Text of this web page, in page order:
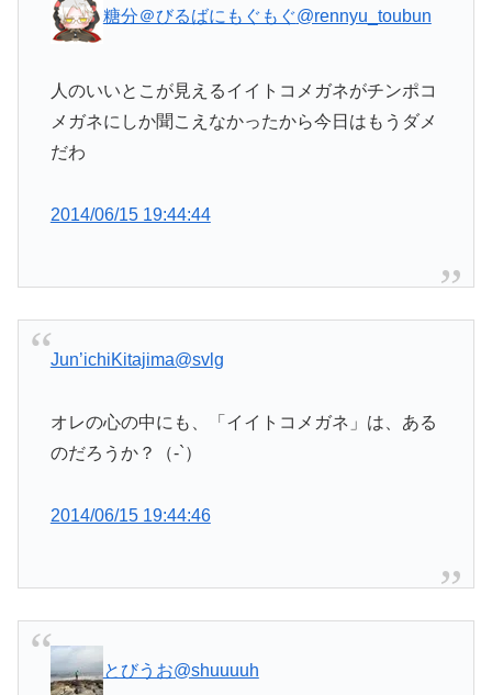
糖分＠びるばにもぐもぐ@rennyu_toubun
人のいいとこが見えるイイトコメガネがチンポコ
メガネにしか聞こえなかったから今日はもうダメ
だわ
2014/06/15 19:44:44
Jun’ichiKitajima@svlg
オレの心の中にも、「イイトコメガネ」は、ある
のだろうか？（-`）
2014/06/15 19:44:46
とびうお@shuuuuh